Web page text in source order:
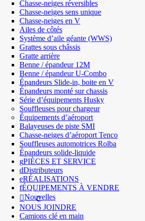
Chasse-neiges réversibles
Chasse-neiges sens unique
Chasse-neiges en V
Ailes de côtés
Système d’aile géante (WWS)
Grattes sous châssis
Gratte arrière
Benne / épandeur 12M
Benne / épandeur U-Combo
Épandeurs Slide-in, boite en V
Épandeurs monté sur chassis
Série d’équipements Husky
Souffleuses pour chargeur
Équipements d’aéroport
Balayeuses de piste SMI
Chasse-neiges d’aéroport Tenco
Souffleuses automotrices Rolba
Épandeurs solide-liquide
PIÈCES ET SERVICE
Distributeurs
RÉALISATIONS
ÉQUIPEMENTS À VENDRE
Nouvelles
NOUS JOINDRE
Camions clé en main